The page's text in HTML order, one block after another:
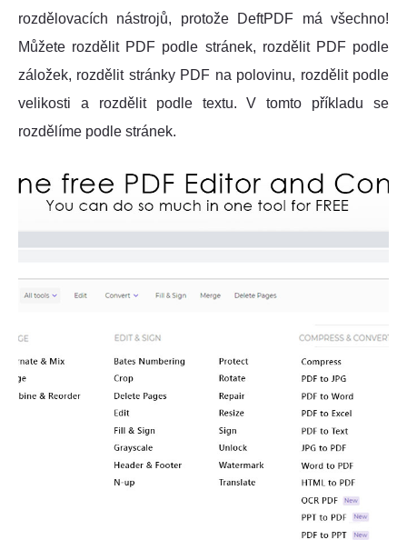
rozdělovacích nástrojů, protože DeftPDF má všechno!
Můžete rozdělit PDF podle stránek, rozdělit PDF podle
záložek, rozdělit stránky PDF na polovinu, rozdělit podle
velikosti a rozdělit podle textu. V tomto příkladu se
rozdělíme podle stránek.